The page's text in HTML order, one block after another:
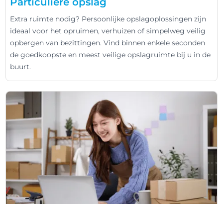
Extra ruimte nodig? Persoonlijke opslagoplossingen zijn
ideaal voor het opruimen, verhuizen of simpelweg veilig
opbergen van bezittingen. Vind binnen enkele seconden
de goedkoopste en meest veilige opslagruimte bij u in de
buurt.